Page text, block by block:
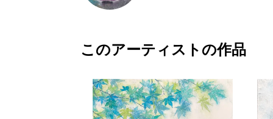
このアーティストの作品